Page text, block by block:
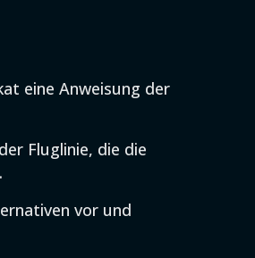
eine Anweisung der
Fluglinie, die die
vor und